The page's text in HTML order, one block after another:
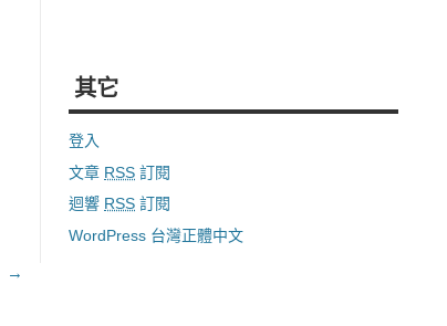
→
其它
登入
文章 RSS 訂閱
迴響 RSS 訂閱
WordPress 台灣正體中文